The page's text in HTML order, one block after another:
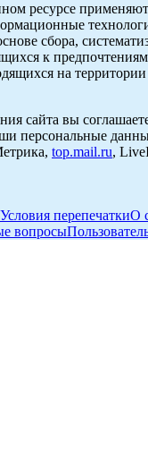
ресурсе
сбора,
к предпочтениям
на
сайта вы
персональные
top.mail.ru,
Условия перепечаткиО
вопросы